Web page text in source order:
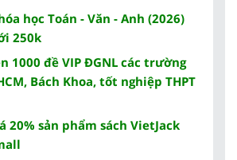
học Toán - Văn - Anh (2026)
250k
1000 đề VIP ĐGNL các trường
Bách Khoa, tốt nghiệp THPT
20% sản phẩm sách VietJack